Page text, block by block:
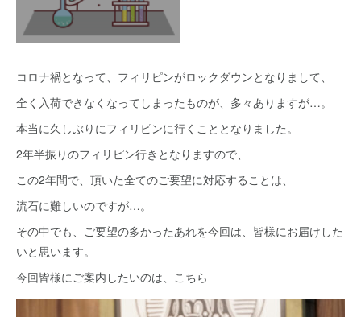
コロナ禍となって、フィリピンがロックダウンとなりまして、
全く入荷できなくなってしまったものが、多々ありますが…。
本当に久しぶりにフィリピンに行くこととなりました。
2年半振りのフィリピン行きとなりますので、
この2年間で、頂いた全てのご要望に対応することは、
流石に難しいのですが…。
その中でも、ご要望の多かったあれを今回は、皆様にお届けした
いと思います。
今回皆様にご案内したいのは、こちら